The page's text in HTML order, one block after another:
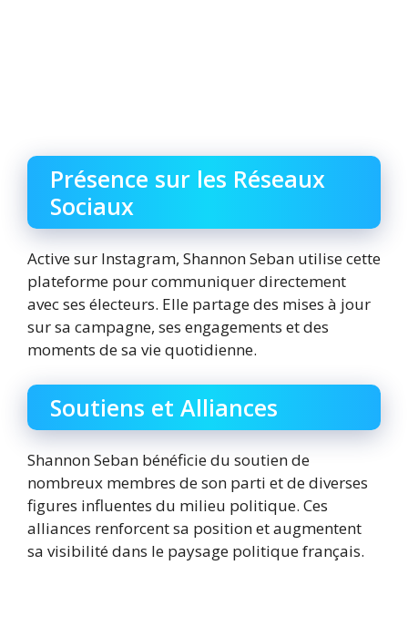
Présence sur les Réseaux
Sociaux
Active sur Instagram, Shannon Seban utilise cette
plateforme pour communiquer directement
avec ses électeurs. Elle partage des mises à jour
sur sa campagne, ses engagements et des
moments de sa vie quotidienne.
Soutiens et Alliances
Shannon Seban bénéficie du soutien de
nombreux membres de son parti et de diverses
figures influentes du milieu politique. Ces
alliances renforcent sa position et augmentent
sa visibilité dans le paysage politique français.